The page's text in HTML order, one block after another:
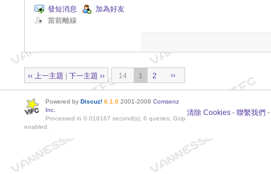
發短消息
加為好友
當前離線
‹‹ 上一主題 下一主題 ›› 14 1 2 ››
清除 Cookies - 聯繫我們 -
Powered by Discuz! 6.1.0 2001-2008 Comsenz
Inc.
Processed in 0.018167 second(s), 6 queries, Gzip
enabled.